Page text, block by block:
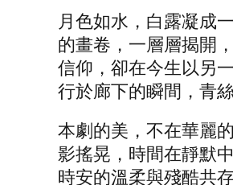
月色如水，白露凝成
的畫卷，一層層揭開
信仰，卻在今生以另
行於廊下的瞬間，青
本劇的美，不在華麗
影搖晃，時間在靜默
時安的溫柔與殘酷共